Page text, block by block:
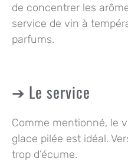
de concentrer les
service de vin à
parfums.
Le service
Comme mentionné, le
glace pilée est idéal.
trop d’écume.